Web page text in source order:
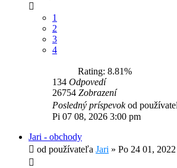
1
2
3
4
Rating: 8.81%
134 Odpovedí
26754 Zobrazení
Posledný príspevokod
Pi 07 08, 2026 3:00 pm
Jari - obchody
od používateľa Jari » Po 24 01,